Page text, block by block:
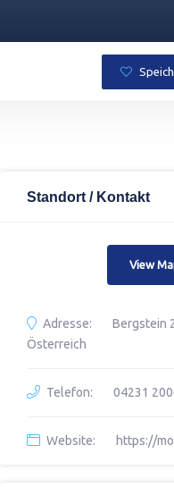
Standort / Kontakt
View
Adresse:
Bergstein
Österreich
Telefon: 04231
Website: https://